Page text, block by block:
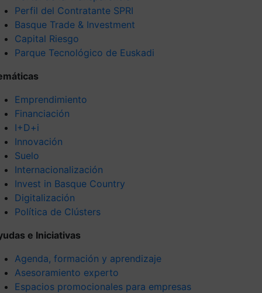
Perfil del Contratante SPRI
Basque Trade & Investment
Capital Riesgo
Parque Tecnológico de Euskadi
Emprendimiento
Financiación
I+D+i
Innovación
Suelo
Internacionalización
Invest in Basque Country
Digitalización
Política de Clústers
e Iniciativas
Agenda, formación y aprendizaje
Asesoramiento experto
Espacios promocionales para empresas